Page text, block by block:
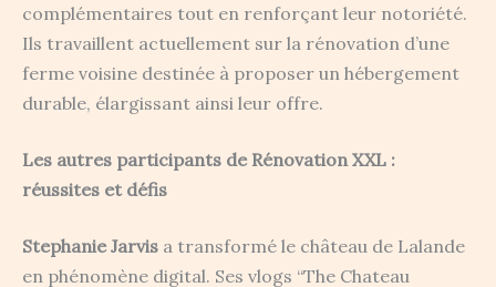
complémentaires tout en renforçant leur notoriété.
Ils travaillent actuellement sur la rénovation d’une
ferme voisine destinée à proposer un hébergement
durable, élargissant ainsi leur offre.
Les autres participants de Rénovation XXL :
réussites et défis
Stephanie Jarvis a transformé le château de Lalande
en phénomène digital. Ses vlogs “The Chateau